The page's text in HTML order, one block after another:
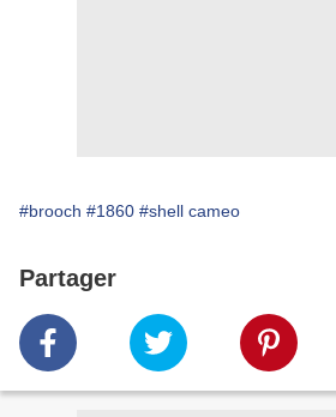
#brooch #1860 #shell cameo
Partager